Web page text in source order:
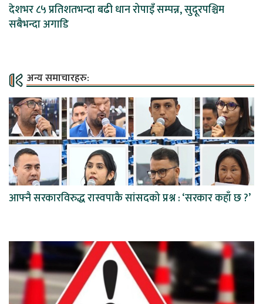
देशभर ८५ प्रतिशतभन्दा बढी धान रोपाइँ सम्पन्न, सुदूरपश्चिम
सबैभन्दा अगाडि
अन्य समाचारहरु:
आफ्नै सरकारविरुद्ध रास्वपाकै सांसदको प्रश्न : ‘सरकार कहाँ छ ?’